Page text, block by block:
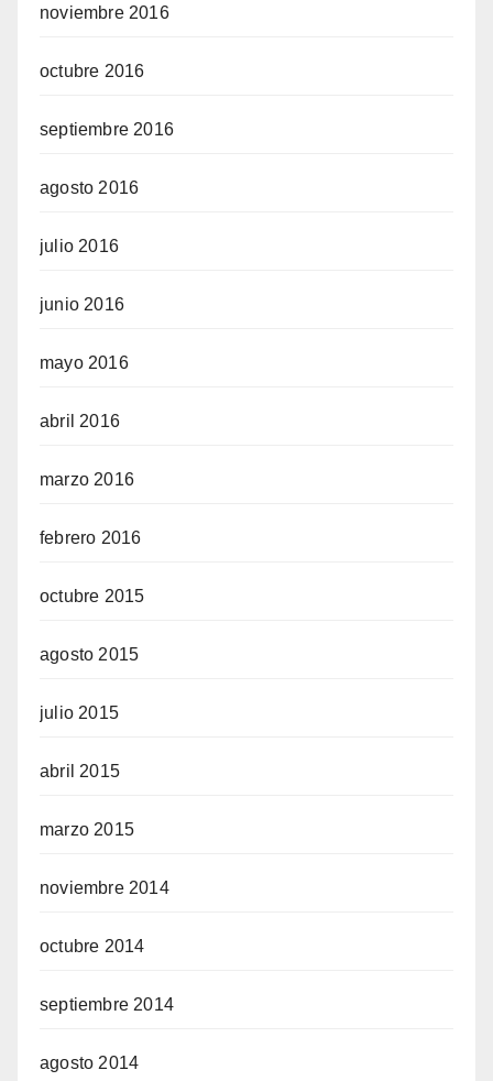
noviembre 2016
octubre 2016
septiembre 2016
agosto 2016
julio 2016
junio 2016
mayo 2016
abril 2016
marzo 2016
febrero 2016
octubre 2015
agosto 2015
julio 2015
abril 2015
marzo 2015
noviembre 2014
octubre 2014
septiembre 2014
agosto 2014